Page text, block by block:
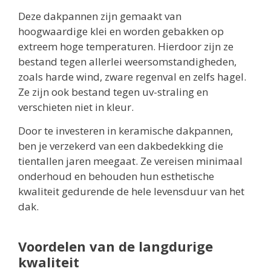
Deze dakpannen zijn gemaakt van
hoogwaardige klei en worden gebakken op
extreem hoge temperaturen. Hierdoor zijn ze
bestand tegen allerlei weersomstandigheden,
zoals harde wind, zware regenval en zelfs hagel.
Ze zijn ook bestand tegen uv-straling en
verschieten niet in kleur.
Door te investeren in keramische dakpannen,
ben je verzekerd van een dakbedekking die
tientallen jaren meegaat. Ze vereisen minimaal
onderhoud en behouden hun esthetische
kwaliteit gedurende de hele levensduur van het
dak.
Voordelen van de langdurige
kwaliteit